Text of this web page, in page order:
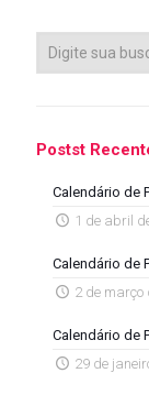
Postst
Calendário de
1 de abril
Calendário de
2 de março
Calendário de
29 de